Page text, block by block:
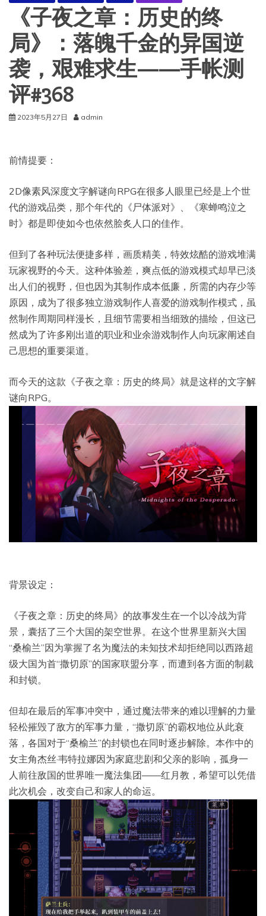
《子夜之章：历史的终
局》：落魄千金的异国逆
袭，艰难求生——手帐测
评#368
2023年5月27日 admin
前情提要：
2D像素风深度文字解谜向RPG在很多人眼里已经是上个世
代的游戏品类，那个年代的《尸体派对》、《寒蝉鸣泣之
时》都是即使如今也依然脍炙人口的佳作。
但到了各种玩法便捷多样，画质精美，特效炫酷的游戏堆满
玩家视野的今天。这种体验差，爽点低的游戏模式却早已淡
出人们的视野，但也因为其制作成本低廉，所需的内存少等
原因，成为了很多独立游戏制作人喜爱的游戏制作模式，虽
然制作周期同样漫长，且细节需要相当细致的描绘，但这已
然成为了许多刚出道的职业和业余游戏制作人向玩家阐述自
己思想的重要渠道。
而今天的这款《子夜之章：历史的终局》就是这样的文字解
谜向RPG。
背景设定：
《子夜之章：历史的终局》的故事发生在一个以冷战为背
景，囊括了三个大国的架空世界。在这个世界里新兴大国
“桑榆兰”因为掌握了名为魔法的未知技术却拒绝同以西路超
级大国为首“撒切原”的国家联盟分享，而遭到各方面的制裁
和封锁。
但却在最后的军事冲突中，通过魔法带来的难以理解的力量
轻松摧毁了敌方的军事力量，“撒切原”的霸权地位从此衰
落，各国对于“桑榆兰”的封锁也在同时逐步解除。本作中的
女主角杰丝·韦特拉娜因为家庭悲剧和父亲的影响，孤身一
人前往敌国的世界唯一魔法集团——红月教，希望可以凭借
此次机会，改变自己和家人的命运。